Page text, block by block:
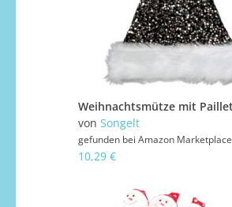
von Songelt
gefunden bei Amazon Marketplace
10,29 €